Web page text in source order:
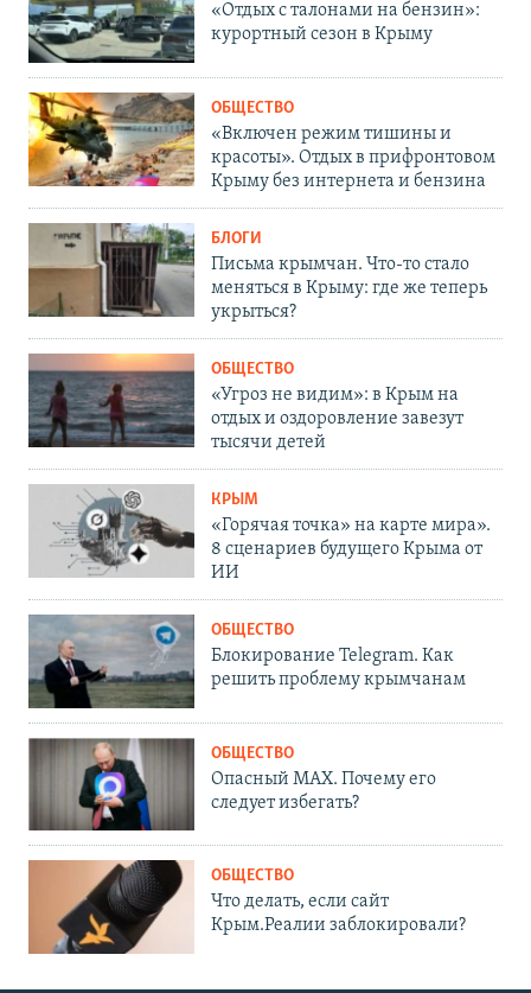
«Отдых с талонами на бензин»:
курортный сезон в Крыму
ОБЩЕСТВО
«Включен режим тишины и
красоты». Отдых в прифронтовом
Крыму без интернета и бензина
БЛОГИ
Письма крымчан. Что-то стало
меняться в Крыму: где же теперь
укрыться?
ОБЩЕСТВО
«Угроз не видим»: в Крым на
отдых и оздоровление завезут
тысячи детей
КРЫМ
«Горячая точка» на карте мира».
8 сценариев будущего Крыма от
ИИ
ОБЩЕСТВО
Блокирование Telegram. Как
решить проблему крымчанам
ОБЩЕСТВО
Опасный MAX. Почему его
следует избегать?
ОБЩЕСТВО
Что делать, если сайт
Крым.Реалии заблокировали?